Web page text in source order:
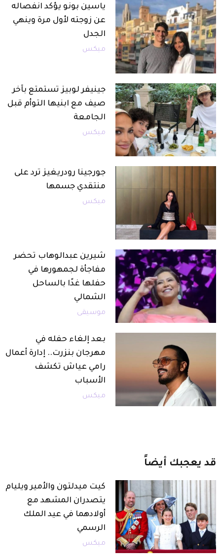
ياسين بونو يؤكد انفصاله
عن زوجته لأول مرة وينهي
الجدل
ميكس
جينيفر لوبيز تستمتع بآخر
صيف مع ابنيها التوأم قبل
الجامعة
ميكس
جورجينا رودريغيز ترد على
منتقدي جسمها
ميكس
شيرين عبدالوهاب تحضر
مفاجأة لجمهورها في
حفلها غدًا بالساحل
الشمالي
موسيقى
بعد إلغاء حفله في
مهرجان بنزرت.. إدارة أعمال
رامي عياش تكشف
الأسباب
ميكس
قد يعجبك أيضاً
كيت ميدلتون والأمير ويليام
يتصدران المشهد مع
أولادهما في عيد الملك
الرسمي
ميكس